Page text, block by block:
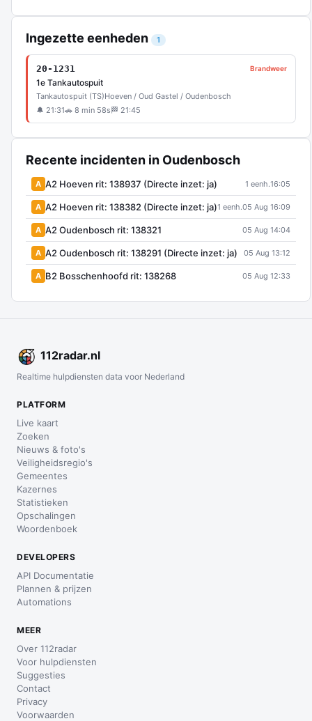
Ingezette eenheden 1
20-1231 Brandweer
1e Tankautospuit
Tankautospuit (TS)Hoeven / Oud Gastel / Oudenbosch
🔔 21:31🚗 8 min 58s 🏁 21:45
Recente incidenten in Oudenbosch
A A2 Hoeven rit: 138937 (Directe inzet: ja) 1 eenh.16:05
A A2 Hoeven rit: 138382 (Directe inzet: ja)1 eenh.05 Aug 16:09
A A2 Oudenbosch rit: 138321 05 Aug 14:04
A A2 Oudenbosch rit: 138291 (Directe inzet: ja) 05 Aug 13:12
A B2 Bosschenhoofd rit: 138268 05 Aug 12:33
112radar.nl
Realtime hulpdiensten data voor Nederland
PLATFORM
Live kaart
Zoeken
Nieuws & foto's
Veiligheidsregio's
Gemeentes
Kazernes
Statistieken
Opschalingen
Woordenboek
DEVELOPERS
API Documentatie
Plannen & prijzen
Automations
MEER
Over 112radar
Voor hulpdiensten
Suggesties
Contact
Privacy
Voorwaarden